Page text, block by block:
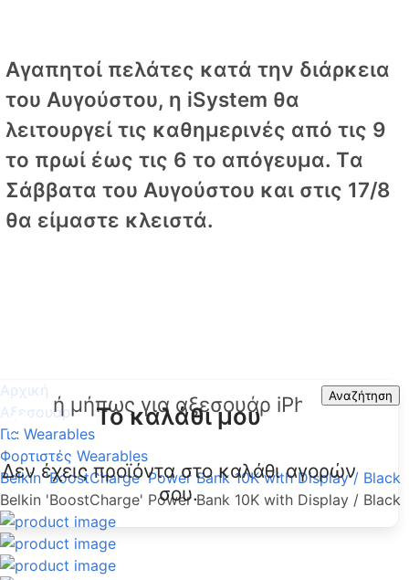
Αγαπητοί πελάτες κατά την διάρκεια
του Αυγούστου, η iSystem θα
λειτουργεί τις καθημερινές από τις 9
το πρωί έως τις 6 το απόγευμα. Tα
Σάββατα του Αυγούστου και στις 17/8
θα είμαστε κλειστά.
Αναζήτηση
Το καλάθι μου
Δεν έχεις προϊόντα στο καλάθι αγορών
σου.
Αρχική
Αξεσουάρ
Για Wearables
Φορτιστές Wearables
Belkin 'BoostCharge' Power Bank 10K with Display / Black
Belkin 'BoostCharge' Power Bank 10K with Display / Black